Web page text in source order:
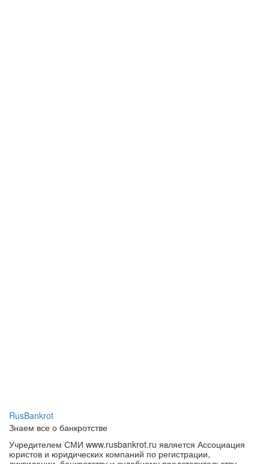
Знаем все о банкротстве
Учредителем СМИ www.rusbankrot.ru является Ассоциация
юристов и юридических компаний по регистрации,
ликвидации, банкротству и судебному представительству.